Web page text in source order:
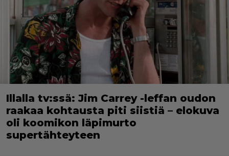
Illalla tv:ssä: Jim Carrey -leffan oudon
raakaa kohtausta piti siistiä – elokuva
oli koomikon läpimurto
supertähteyteen